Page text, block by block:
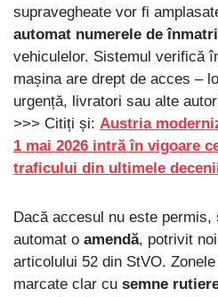
supravegheate vor fi
automat numerele de
vehiculelor. Sistemul verifică
mașina are drept de acces –
urgență, livratori sau alte
>>> Citiți și: Austria
1 mai 2026 intră în vigoare
traficului din ultimele
Dacă accesul nu este permis,
automat o amendă, potrivit
articolului 52 din StVO.
marcate clar cu semne